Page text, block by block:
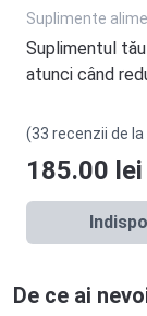
Suplimente
Suplimentul
atunci când
(33 recenzii de
185.00 lei
De ce ai